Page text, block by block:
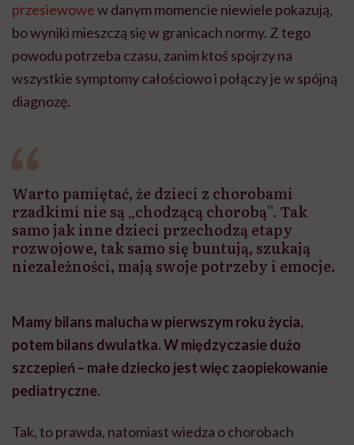
przesiewowew danym momencie niewiele pokazują,
bo wyniki mieszczą się w granicach normy. Z tego
powodu potrzeba czasu, zanim ktoś spojrzy na
wszystkie symptomy całościowo i połączy je w spójną
diagnozę.
Warto pamiętać, że dzieci z chorobami
rzadkimi nie są „chodzącą chorobą”. Tak
samo jak inne dzieci przechodzą etapy
rozwojowe, tak samo się buntują, szukają
niezależności, mają swoje potrzeby i emocje.
Mamy bilans malucha w pierwszym roku życia,
potem bilans dwulatka. W międzyczasie dużo
szczepień – małe dziecko jest więc zaopiekowanie
pediatryczne.
Tak, to prawda, natomiast wiedza o chorobach